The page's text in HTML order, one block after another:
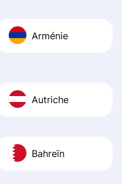
Arménie
Autriche
Bahreïn